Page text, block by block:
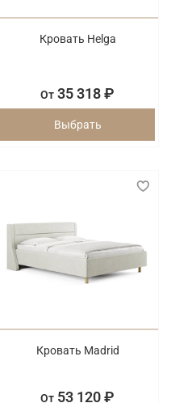
Кровать Helga
От 35 318 ₽
Выбрать
Кровать Madrid
От 53 120 ₽